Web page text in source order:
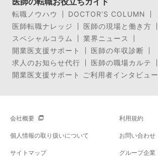
転職ノウハウ
DOCTOR’S COLUMN
医師転職ナレッジ
医師の現場と働き方
スペシャルコラム
業界ニュース
開業医支援サポート
医師の年収診断
求人のお知らせ代行
医師の職場カルテ
開業医支援サポート ご利用者インタビュー
会社概要 利用規約
個人情報の取り扱いについて お問い合わせ
サイトマップ グループ企業